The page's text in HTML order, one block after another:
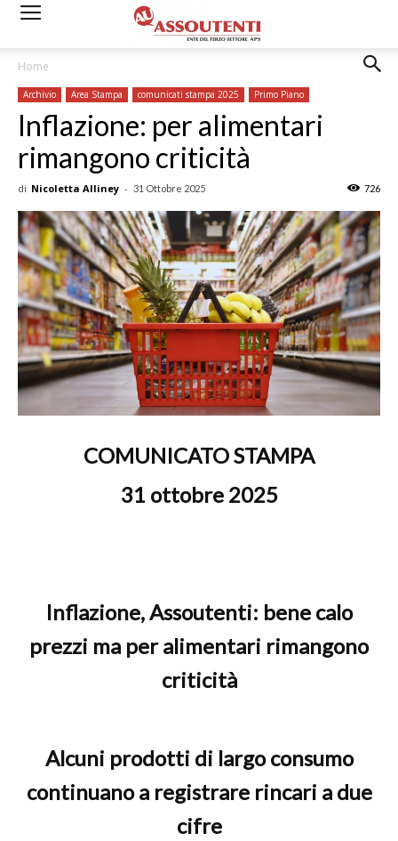
Home
Archivio Area Stampa comunicati stampa 2025 Primo Piano
Inflazione: per alimentari
rimangono criticità
di Nicoletta Alliney - 31 Ottobre 2025 726
COMUNICATO STAMPA
31 ottobre 2025
Inflazione, Assoutenti: bene calo
prezzi ma per alimentari rimangono
criticità
Alcuni prodotti di largo consumo
continuano a registrare rincari a due
cifre